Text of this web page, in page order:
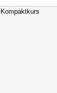
Kompaktkurs